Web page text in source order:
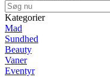
Kategorier
Mad
Sundhed
Beauty
Vaner
Eventyr